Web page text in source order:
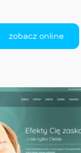
zobacz online